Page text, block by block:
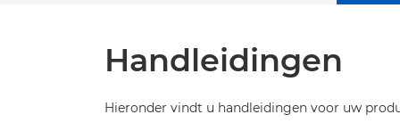
Handleidingen
Hieronder vindt u handleidingen voor uw